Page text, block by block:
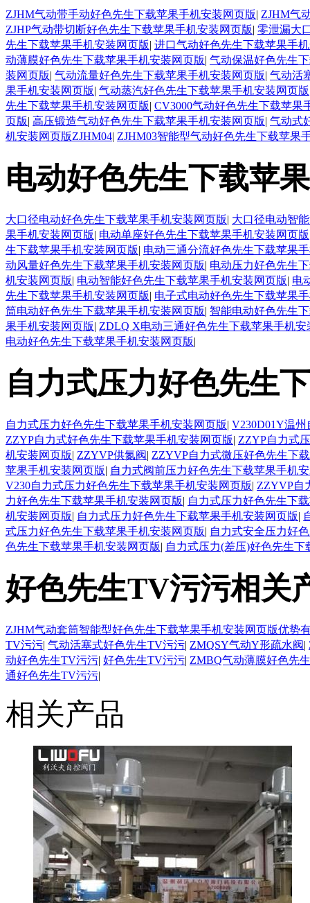
ZJHM气动带手动好色先生下载苹果手机安装网页版| ZJHM气
ZJHP气动带切断好色先生下载苹果手机安装网页版| 零泄漏大
先生下载苹果手机安装网页版| 进口气动好色先生下载苹果手
动薄膜好色先生下载苹果手机安装网页版| 气动保温好色先生
装网页版| 气动流量好色先生下载苹果手机安装网页版| 气动活
果手机安装网页版| 气动蒸汽好色先生下载苹果手机安装网页版
先生下载苹果手机安装网页版| CV3000气动好色先生下载苹果
页版| 高压锻造气动好色先生下载苹果手机安装网页版| 气动式
机安装网页版ZJHM04| ZJHM03智能型气动好色先生下载苹果
电动好色先生下载苹
大口径电动好色先生下载苹果手机安装网页版| 大口径电动智
果手机安装网页版| 电动单座好色先生下载苹果手机安装网页版
生下载苹果手机安装网页版| 电动三通分流好色先生下载苹果
动风量好色先生下载苹果手机安装网页版| 电动压力好色先生
机安装网页版| 电动智能好色先生下载苹果手机安装网页版| 电
先生下载苹果手机安装网页版| 电子式电动好色先生下载苹果
筒电动好色先生下载苹果手机安装网页版| 智能电动好色先生
果手机安装网页版| ZDLQ X电动三通好色先生下载苹果手机安
电动好色先生下载苹果手机安装网页版|
自力式压力好色先生
自力式压力好色先生下载苹果手机安装网页版| V230D01Y温
ZZYP自力式好色先生下载苹果手机安装网页版| ZZYP自力式
机安装网页版| ZZYVP供氮阀| ZZYVP自力式微压好色先生下
苹果手机安装网页版| 自力式阀前压力好色先生下载苹果手机
V230自力式压力好色先生下载苹果手机安装网页版| ZZYVP自
力好色先生下载苹果手机安装网页版| 自力式压力好色先生下
机安装网页版| 自力式压力好色先生下载苹果手机安装网页版|
式压力好色先生下载苹果手机安装网页版| 自力式安全压力好
色先生下载苹果手机安装网页版| 自力式压力(差压)好色先生
好色先生TV污污相关
ZJHM气动套筒智能型好色先生下载苹果手机安装网页版优势
TV污污| 气动活塞式好色先生TV污污| ZMQSY气动Y形疏水阀|
动好色先生TV污污| 好色先生TV污污| ZMBQ气动薄膜好色先
通好色先生TV污污|
相关产品